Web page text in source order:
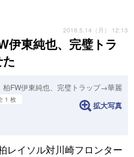
伊東純也、完璧トラ
2018.5.14（月） 12:13
柏FW伊東純也、完璧トラップ→華麗
1 枚
拡大写真
レイソル対川崎フロンター